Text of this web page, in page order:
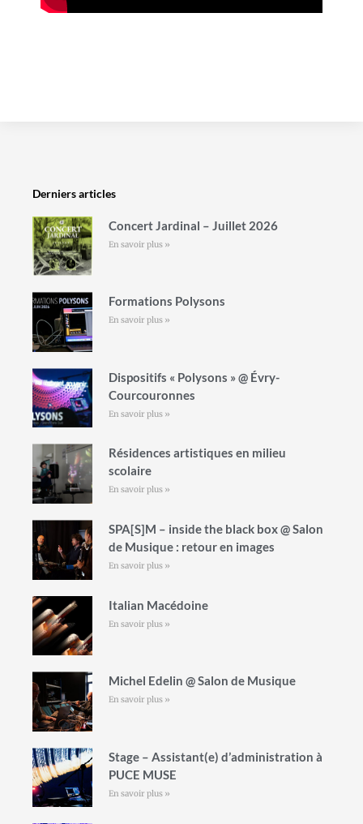
Derniers articles
Concert Jardinal – Juillet 2026
En savoir plus »
Formations Polysons
En savoir plus »
Dispositifs « Polysons » @ Évry-
Courcouronnes
En savoir plus »
Résidences artistiques en milieu
scolaire
En savoir plus »
SPA[S]M – inside the black box @ Salon
de Musique : retour en images
En savoir plus »
Italian Macédoine
En savoir plus »
Michel Edelin @ Salon de Musique
En savoir plus »
Stage – Assistant(e) d’administration à
PUCE MUSE
En savoir plus »